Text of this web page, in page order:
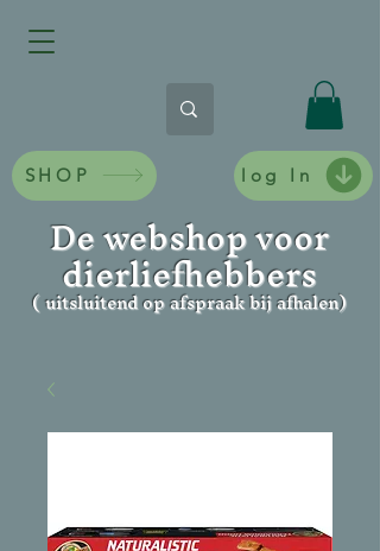
SHOP log In
De webshop voor
dierliefhebbers
( uitsluitend op afspraak bij afhalen)